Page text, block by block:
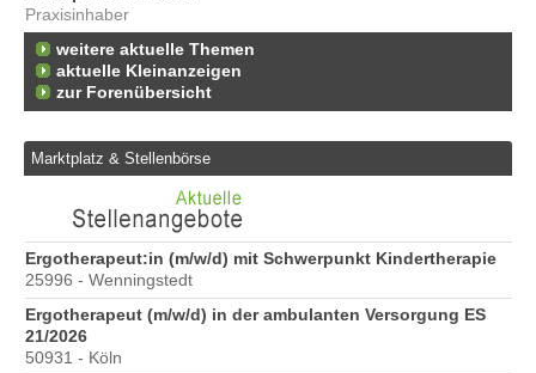
Praxisinhaber
weitere aktuelle Themen
aktuelle Kleinanzeigen
zur Forenübersicht
Marktplatz & Stellenbörse
Ergotherapeut:in (m/w/d) mit Schwerpunkt Kindertherapie
25996 - Wenningstedt
Ergotherapeut (m/w/d) in der ambulanten Versorgung ES
21/2026
50931 - Köln